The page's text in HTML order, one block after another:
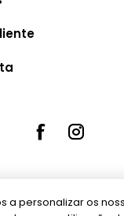
bynopCommerce
a personalizar os